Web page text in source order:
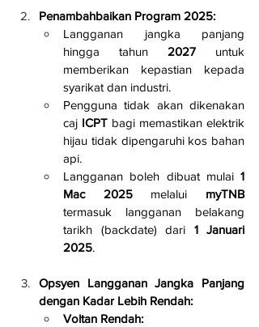
Penambahbaikan Program 2025:
Langganan jangka panjang
hingga tahun 2027 untuk
memberikan kepastian kepada
syarikat dan industri.
Pengguna tidak akan dikenakan
caj ICPT bagi memastikan elektrik
hijau tidak dipengaruhi kos bahan
api.
Langganan boleh dibuat mulai 1
Mac 2025 melalui myTNB
termasuk langganan belakang
tarikh (backdate) dari 1 Januari
2025.
Opsyen Langganan Jangka Panjang
dengan Kadar Lebih Rendah:
Voltan Rendah: